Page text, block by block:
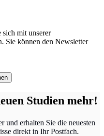
mit unserer
Sie können den Newsletter
Studien mehr!
und erhalten Sie die neuesten
direkt in Ihr Postfach.